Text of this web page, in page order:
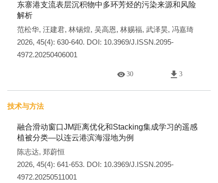
东寨港支流表层沉积物中多环芳烃的污染来源和风险
解析
范松华, 汪建君, 林锡煌, 吴高恩, 林赐福, 武泽昊, 冯嘉琦
2026, 45(4): 630-640. DOI: 10.3969/J.ISSN.2095-
4972.20250406001
30 3
技术与方法
融合滑动窗口JM距离优化和Stacking集成学习的遥感
植被分类—以连云港滨海湿地为例
陈志达, 郑蔚恒
2026, 45(4): 641-653. DOI: 10.3969/J.ISSN.2095-
4972.20250511001